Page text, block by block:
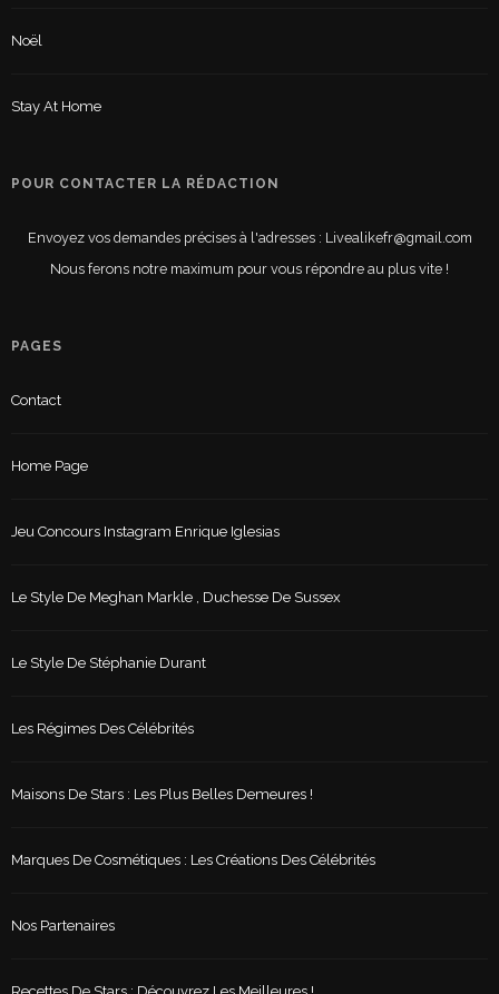
Noël
Stay At Home
POUR CONTACTER LA RÉDACTION
Envoyez vos demandes précises à l'adresses : Livealikefr@gmail.com
Nous ferons notre maximum pour vous répondre au plus vite !
PAGES
Contact
Home Page
Jeu Concours Instagram Enrique Iglesias
Le Style De Meghan Markle , Duchesse De Sussex
Le Style De Stéphanie Durant
Les Régimes Des Célébrités
Maisons De Stars : Les Plus Belles Demeures !
Marques De Cosmétiques : Les Créations Des Célébrités
Nos Partenaires